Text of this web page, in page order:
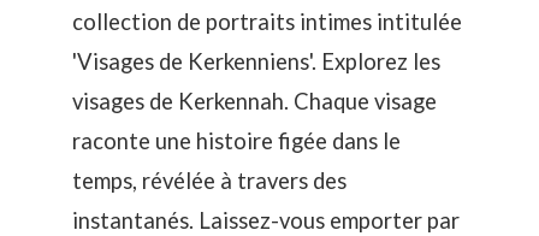
collection de portraits intimes intitulée
'Visages de Kerkenniens'. Explorez les
visages de Kerkennah. Chaque visage
raconte une histoire figée dans le
temps, révélée à travers des
instantanés. Laissez-vous emporter par